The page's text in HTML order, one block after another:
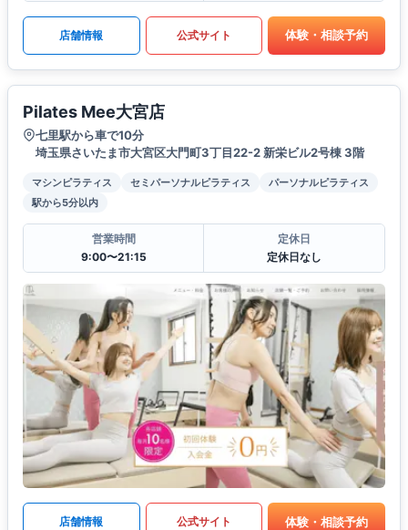
店舗情報 公式サイト 体験・相談予約
Pilates Mee大宮店
七里駅から車で10分
埼玉県さいたま市大宮区大門町3丁目22-2 新栄ビル2号棟 3階
マシンピラティス セミパーソナルピラティス
パーソナルピラティス
駅から5分以内
営業時間
9:00〜21:15
定休日
定休日なし
店舗情報 公式サイト 体験・相談予約